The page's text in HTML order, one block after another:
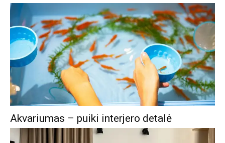
Akvariumas – puiki interjero detalė